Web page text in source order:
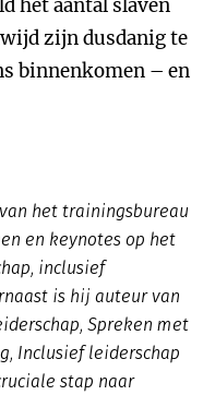
het aantal slaven
zijn dusdanig te
binnenkomen – en
het trainingsbureau
en keynotes op het
inclusief
is hij auteur van
, Spreken met
Inclusief leiderschap
stap naar